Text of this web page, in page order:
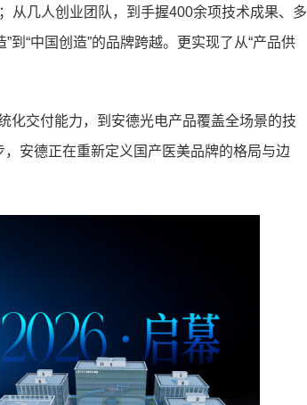
从几人创业团队，到手握400余项技术成果、多
“中国创造”的品牌跨越。更实现了从“产品供
化交付能力，到安德光电产品覆盖全场景的技
安德正在重新定义国产医美品牌的格局与边